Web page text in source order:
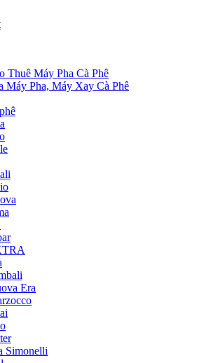
Thuê Máy Pha Cà Phê
Máy Pha, Máy Xay Cà Phê
Era
Simonelli